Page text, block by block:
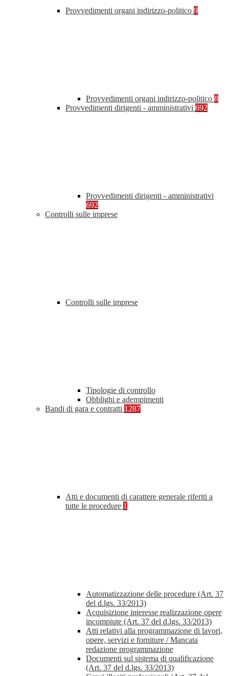
Provvedimenti organi indirizzo-politico 9
Provvedimenti organi indirizzo-politico 8
Provvedimenti dirigenti - amministrativi 692
Provvedimenti dirigenti - amministrativi
692
Controlli sulle imprese
Controlli sulle imprese
Tipologie di controllo
Obblighi e adempimenti
Bandi di gara e contratti 1287
Atti e documenti di carattere generale riferiti a
tutte le procedure 1
Automatizzazione delle procedure (Art. 37
del d.lgs. 33/2013)
Acquisizione interesse realizzazione opere
incompiute (Art. 37 del d.lgs. 33/2013)
Atti relativi alla programmazione di lavori,
opere, servizi e forniture / Mancata
redazione programmazione
Documenti sul sistema di qualificazione
(Art. 37 del d.lgs. 33/2013)